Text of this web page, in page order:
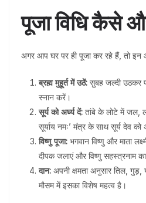
पूजा विधि कैसे
अगर आप घर पर ही पूजा कर रहे हैं, तो इन
ब्रह्म मुहूर्त में उठें: सुबह जल्दी उठकर
स्नान करें।
सूर्य को अर्घ्य दें: तांबे के लोटे में जल,
सूर्याय नमः’ मंत्र के साथ सूर्य देव को
विष्णु पूजा: भगवान विष्णु और माता
दीपक जलाएं और विष्णु सहस्त्रनाम
दान: अपनी क्षमता अनुसार तिल,
मौसम में इसका विशेष महत्व है।